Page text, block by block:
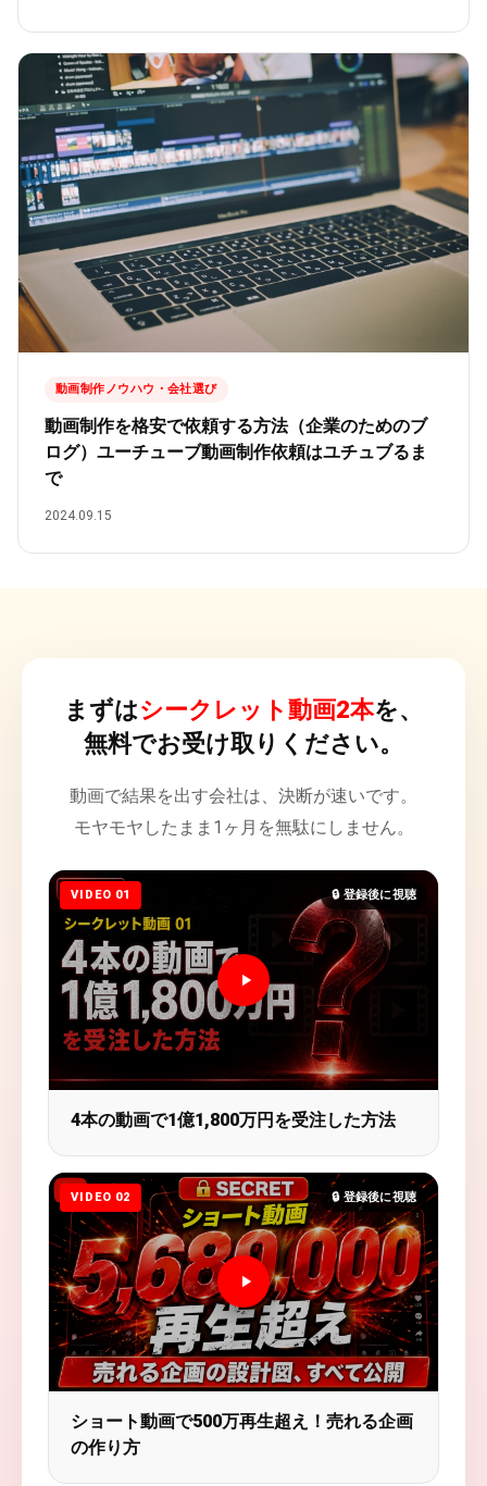
動画制作ノウハウ・会社選び
動画制作を格安で依頼する方法（企業のためのブ
ログ）ユーチューブ動画制作依頼はユチュブるま
で
2024.09.15
まずはシークレット動画2本を、
無料でお受け取りください。
動画で結果を出す会社は、決断が速いです。
モヤモヤしたまま1ヶ月を無駄にしません。
VIDEO 01 🔒 登録後に視聴
4本の動画で1億1,800万円を受注した方法
VIDEO 02 🔒 登録後に視聴
ショート動画で500万再生超え！売れる企画
の作り方